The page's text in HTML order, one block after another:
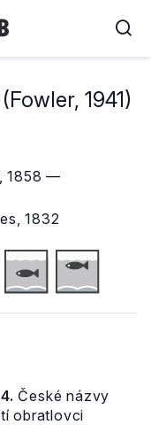
1941)
1858 —
1832
České názvy
obratlovci